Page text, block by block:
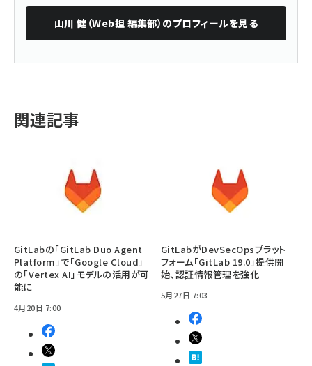
山川 健（Web担 編集部） のプロフィールを見る
関連記事
GitLabの「GitLab Duo Agent
Platform」で「Google Cloud」
の「Vertex AI」モデルの活用が可
能に
4月20日 7:00
GitLabがDevSecOpsプラット
フォーム「GitLab 19.0」提供開
始、認証情報管理を強化
5月27日 7:03